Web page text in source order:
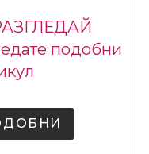
подобни